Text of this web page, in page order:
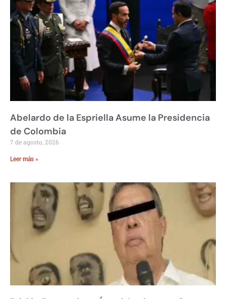
Abelardo de la Espriella Asume la Presidencia
de Colombia
7 de agosto, 2026
Leer más »